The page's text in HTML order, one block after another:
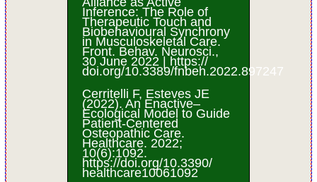
Inference: The Role of
Therapeutic Touch and
Biobehavioural Synchrony
in Musculoskeletal Care.
Front. Behav. Neurosci.,
30 June 2022 | https://
doi.org/10.3389/fnbeh.2022.897247
Cerritelli F, Esteves JE
(2022). An Enactive–
Ecological Model to Guide
Patient-Centered
Osteopathic Care.
Healthcare. 2022;
10(6):1092.
https://doi.org/10.3390/
healthcare10061092